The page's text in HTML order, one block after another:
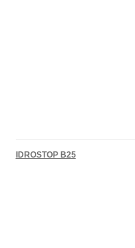
IDROSTOP B25